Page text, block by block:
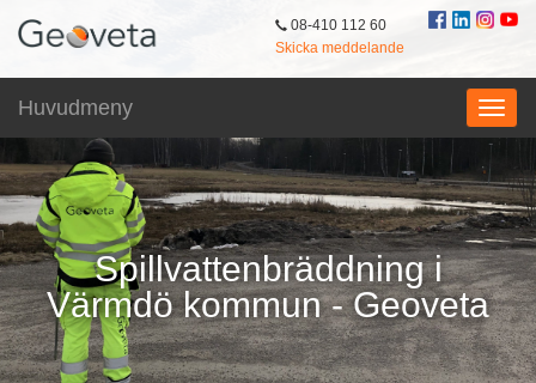
08-410 112 60
Skicka meddelande
Huvudmeny
Spillvattenbräddning i
Värmdö kommun - Geoveta